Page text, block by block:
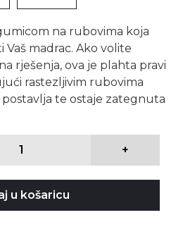
na rubovima koja
Vaš madrac. Ako volite
rješenja, ova je plahta pravi
rastezljivim rubovima
postavlja te ostaje zategnuta
+
u košaricu